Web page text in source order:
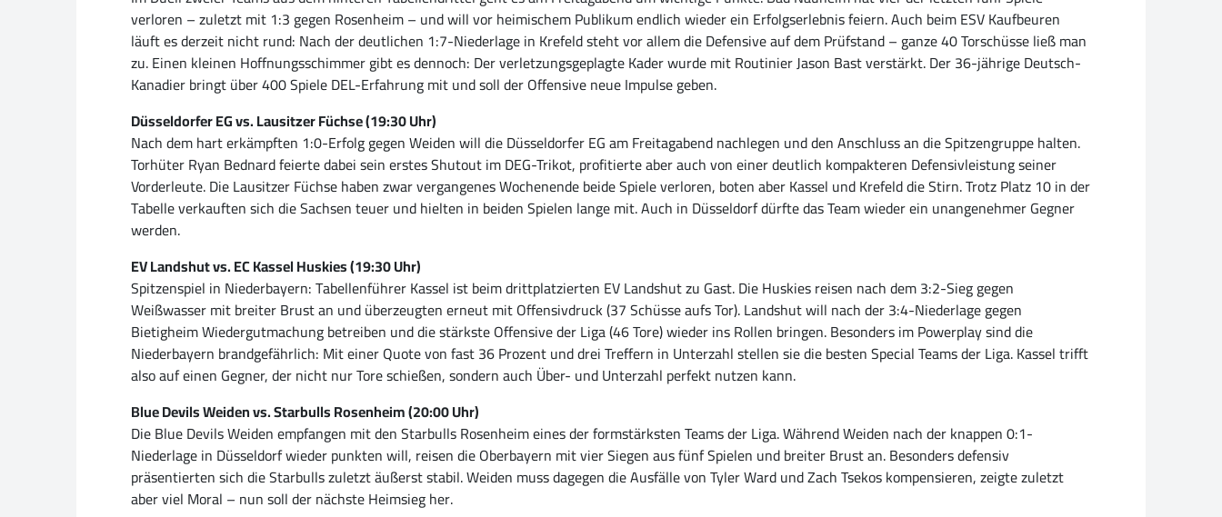
verloren – zuletzt mit 1:3 gegen Rosenheim – und will vor heimischem Publikum endlich wieder ein Erfolgserlebnis feiern. Auch beim ESV Kaufbeuren
läuft es derzeit nicht rund: Nach der deutlichen 1:7-Niederlage in Krefeld steht vor allem die Defensive auf dem Prüfstand – ganze 40 Torschüsse ließ man
zu. Einen kleinen Hoffnungsschimmer gibt es dennoch: Der verletzungsgeplagte Kader wurde mit Routinier Jason Bast verstärkt. Der 36-jährige Deutsch-
Kanadier bringt über 400 Spiele DEL-Erfahrung mit und soll der Offensive neue Impulse geben.
Düsseldorfer EG vs. Lausitzer Füchse (19:30 Uhr)
Nach dem hart erkämpften 1:0-Erfolg gegen Weiden will die Düsseldorfer EG am Freitagabend nachlegen und den Anschluss an die Spitzengruppe halten.
Torhüter Ryan Bednard feierte dabei sein erstes Shutout im DEG-Trikot, profitierte aber auch von einer deutlich kompakteren Defensivleistung seiner
Vorderleute. Die Lausitzer Füchse haben zwar vergangenes Wochenende beide Spiele verloren, boten aber Kassel und Krefeld die Stirn. Trotz Platz 10 in der
Tabelle verkauften sich die Sachsen teuer und hielten in beiden Spielen lange mit. Auch in Düsseldorf dürfte das Team wieder ein unangenehmer Gegner
werden.
EV Landshut vs. EC Kassel Huskies (19:30 Uhr)
Spitzenspiel in Niederbayern: Tabellenführer Kassel ist beim drittplatzierten EV Landshut zu Gast. Die Huskies reisen nach dem 3:2-Sieg gegen
Weißwasser mit breiter Brust an und überzeugten erneut mit Offensivdruck (37 Schüsse aufs Tor). Landshut will nach der 3:4-Niederlage gegen
Bietigheim Wiedergutmachung betreiben und die stärkste Offensive der Liga (46 Tore) wieder ins Rollen bringen. Besonders im Powerplay sind die
Niederbayern brandgefährlich: Mit einer Quote von fast 36 Prozent und drei Treffern in Unterzahl stellen sie die besten Special Teams der Liga. Kassel trifft
also auf einen Gegner, der nicht nur Tore schießen, sondern auch Über- und Unterzahl perfekt nutzen kann.
Blue Devils Weiden vs. Starbulls Rosenheim (20:00 Uhr)
Die Blue Devils Weiden empfangen mit den Starbulls Rosenheim eines der formstärksten Teams der Liga. Während Weiden nach der knappen 0:1-
Niederlage in Düsseldorf wieder punkten will, reisen die Oberbayern mit vier Siegen aus fünf Spielen und breiter Brust an. Besonders defensiv
präsentierten sich die Starbulls zuletzt äußerst stabil. Weiden muss dagegen die Ausfälle von Tyler Ward und Zach Tsekos kompensieren, zeigte zuletzt
aber viel Moral – nun soll der nächste Heimsieg her.